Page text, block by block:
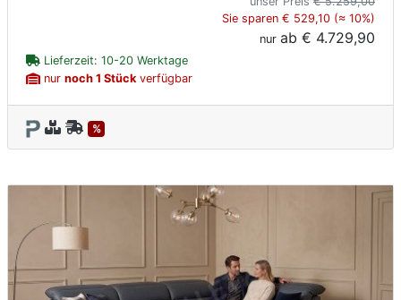
Sie sparen € 529,10 (≈ 10%)
nur ab € 4.729,90
Lieferzeit: 10-20 Werktage
nur noch 1 Stückverfügbar
%